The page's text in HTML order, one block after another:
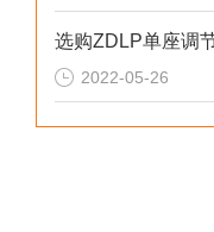
2022-05-26